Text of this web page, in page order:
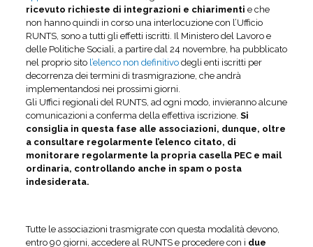
ricevuto richieste di integrazioni e chiarimenti e che
non hanno quindi in corso una interlocuzione con l’Ufficio
RUNTS, sono a tutti gli effetti iscritti. Il Ministero del Lavoro e
delle Politiche Sociali, a partire dal 24 novembre, ha pubblicato
nel proprio sito l’elenco non definitivodegli enti iscritti per
decorrenza dei termini di trasmigrazione, che andrà
implementandosi nei prossimi giorni.
Gli Uffici regionali del RUNTS, ad ogni modo, invieranno alcune
comunicazioni a conferma della effettiva iscrizione. Si
consiglia in questa fase alle associazioni, dunque, oltre
a consultare regolarmente l’elenco citato, di
monitorare regolarmente la propria casella PEC e mail
ordinaria, controllando anche in spam o posta
indesiderata.
Tutte le associazioni trasmigrate con questa modalità devono,
entro 90 giorni, accedere al RUNTS e procedere con i due